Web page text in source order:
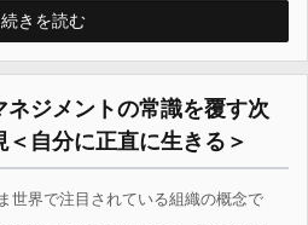
続きを読む
ネジメントの常識を覆す次
自分に正直に生きる＞
世界で注目されている組織の概念で